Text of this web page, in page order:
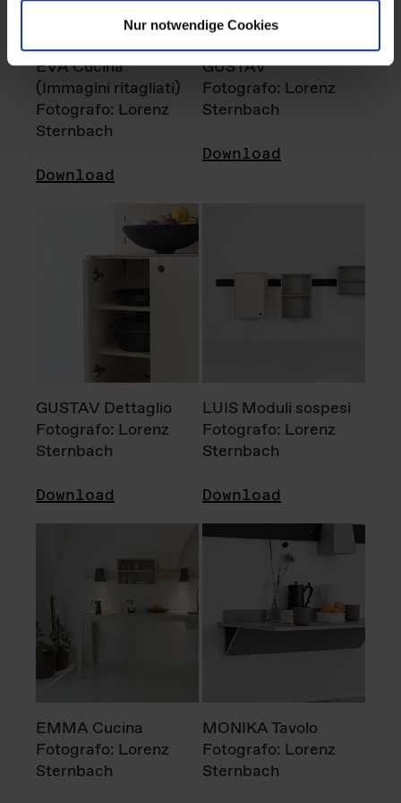
Nur notwendige Cookies
EVA Cucina
(Immagini ritagliati)
Fotografo: Lorenz
Sternbach
Download
GUSTAV
Fotografo: Lorenz
Sternbach
Download
GUSTAV Dettaglio
Fotografo: Lorenz
Sternbach
Download
LUIS Moduli sospesi
Fotografo: Lorenz
Sternbach
Download
EMMA Cucina
Fotografo: Lorenz
Sternbach
MONIKA Tavolo
Fotografo: Lorenz
Sternbach